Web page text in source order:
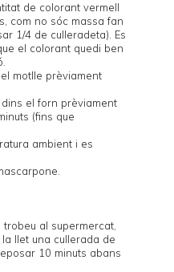
de colorant vermell
com no sóc massa fan
1/4 de culleradeta). Es
el colorant quedi ben
motlle prèviament
dins el forn prèviament
(fins que
ambient i es
al supermercat,
llet una cullerada de
10 minuts abans